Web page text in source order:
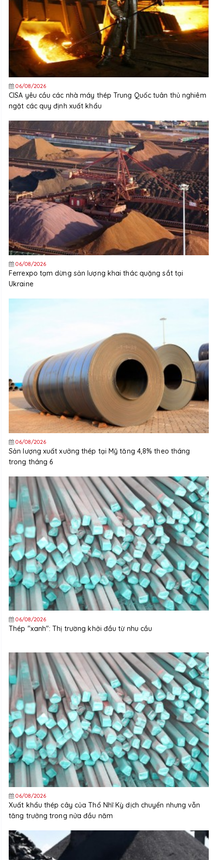
06/08/2026
CISA yêu cầu các nhà máy thép Trung Quốc tuân thủ nghiêm
ngặt các quy định xuất khẩu
06/08/2026
Ferrexpo tạm dừng sản lượng khai thác quặng sắt tại
Ukraine
06/08/2026
Sản lượng xuất xưởng thép tại Mỹ tăng 4,8% theo tháng
trong tháng 6
06/08/2026
Thép "xanh": Thị trường khởi đầu từ nhu cầu
06/08/2026
Xuất khẩu thép cây của Thổ Nhĩ Kỳ dịch chuyển nhưng vẫn
tăng trưởng trong nửa đầu năm